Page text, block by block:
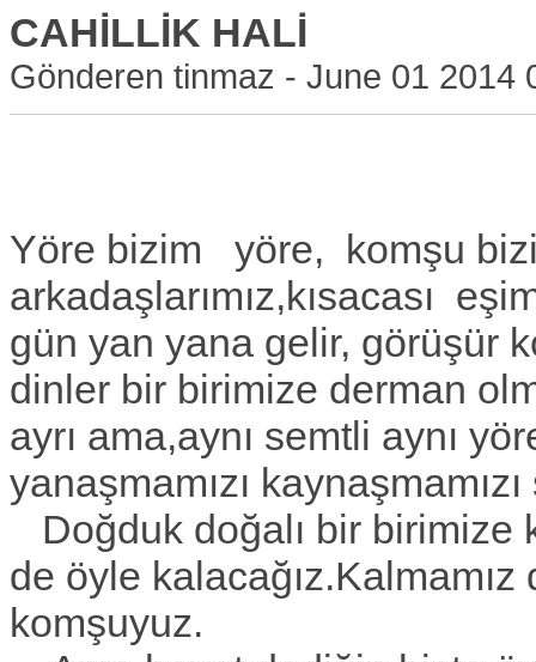
CAHİLLİK HALİ
Gönderen tinmaz - June 01 2014
Yöre bizim yöre, komşu
arkadaşlarımız,kısacası
gün yan yana gelir, görüşür
dinler bir birimize derman
ayrı ama,aynı semtli aynı
yanaşmamızı
Doğduk doğalı bir birimize
de öyle
komşuyuz.